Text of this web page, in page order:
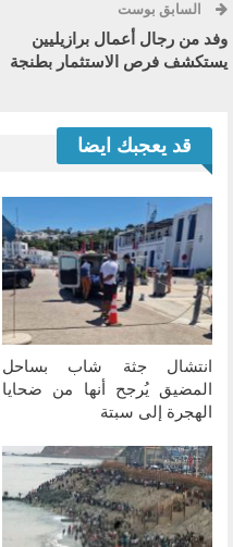
السابق بوست
وفد من رجال أعمال برازيليين
يستكشف فرص الاستثمار بطنجة
قد يعجبك ايضا
انتشال جثة شاب بساحل
المضيق يُرجح أنها من ضحايا
الهجرة إلى سبتة